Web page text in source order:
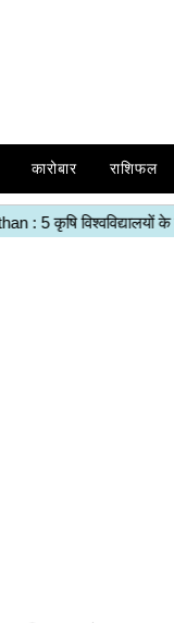
कारोबार राशिफल